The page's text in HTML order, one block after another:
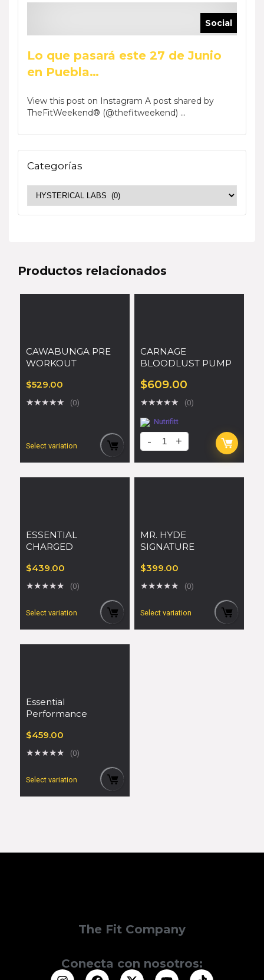
Social
Lo que pasará este 27 de Junio
en Puebla…
View this post on Instagram A post shared by
TheFitWeekend® (@thefitweekend) ...
Categorías
Productos relacionados
CAWABUNGA PRE
WORKOUT
$529.00
★★★★★ (0)
Select variation
CARNAGE
BLOODLUST PUMP
$609.00
★★★★★ (0)
Nutrifitt
ESSENTIAL
CHARGED
$439.00
★★★★★ (0)
Select variation
MR. HYDE
SIGNATURE
$399.00
★★★★★ (0)
Select variation
Essential
Performance
$459.00
★★★★★ (0)
Select variation
The Fit Company
Conecta con nosotros: